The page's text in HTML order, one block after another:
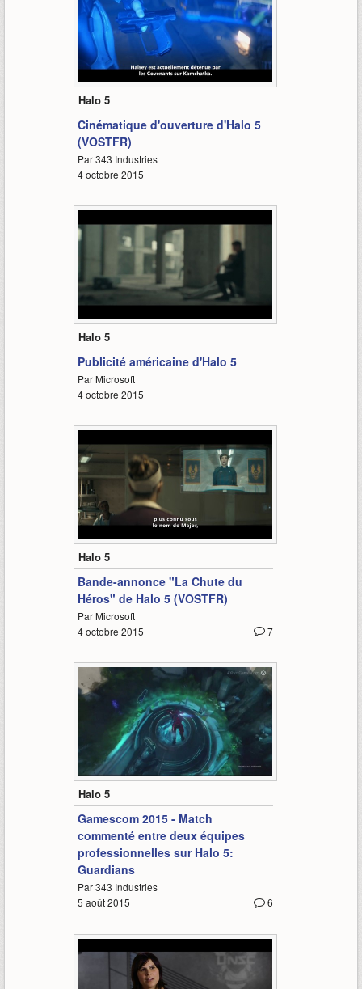
3:31
Halo 5
Cinématique d'ouverture d'Halo 5
(VOSTFR)
Par 343 Industries
4 octobre 2015
Halo 5
Publicité américaine d'Halo 5
Par Microsoft
4 octobre 2015
Halo 5
Bande-annonce "La Chute du
Héros" de Halo 5 (VOSTFR)
Par Microsoft
7
4 octobre 2015
8:46
Halo 5
Gamescom 2015 - Match
commenté entre deux équipes
professionnelles sur Halo 5:
Guardians
Par 343 Industries
6
5 août 2015